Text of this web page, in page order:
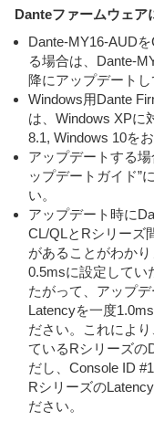
Danteファームウェア
Dante-MY16-AUD
る場合は、Dante-
降にアップデートし
Windows用Dante
は、Windows XPに
8.1, Windows 10を
アップデートする
ップデートガイド”
い。
アップデート時に
CL/QLとRシリーズ
があることがわか
0.5msに設定してい
たがって、アップ
Latencyを一度
ださい。これによ
ているRシリーズの
だし、Console ID
Rシリーズの
ださい。